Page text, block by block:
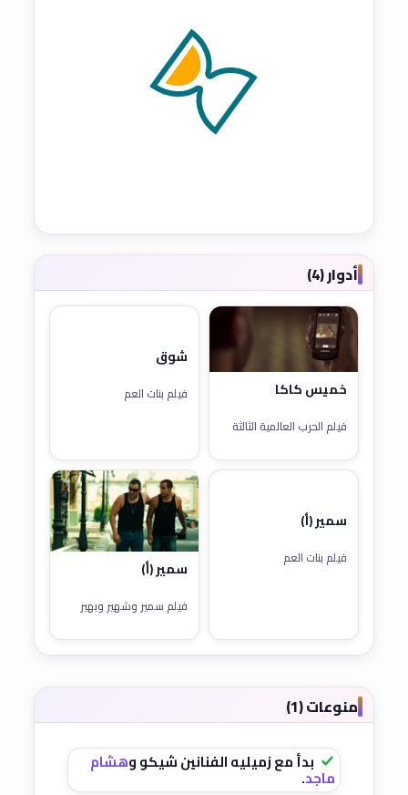
أدوار (4)
خميس كاكا
فيلم الحرب العالمية الثالثة
شوق
فيلم بنات العم
سمير (أ)
فيلم بنات العم
سمير (أ)
فيلم سمير وشهير وبهير
منوعات (1)
بدأ مع زميليه الفنانين شيكو وهشام
ماجد.